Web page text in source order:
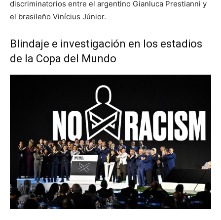
discriminatorios entre el argentino Gianluca Prestianni y
el brasileño Vinícius Júnior.
Blindaje e investigación en los estadios
de la Copa del Mundo